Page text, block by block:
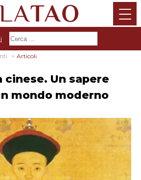
Articoli
cinese. Un sapere
mondo moderno